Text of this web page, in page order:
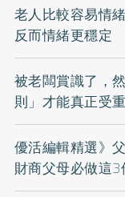
老人比較容易情
反而情緒更穩定
被老闆賞識了，
則」才能真正受
優活編輯精選》
財商父母必做這3